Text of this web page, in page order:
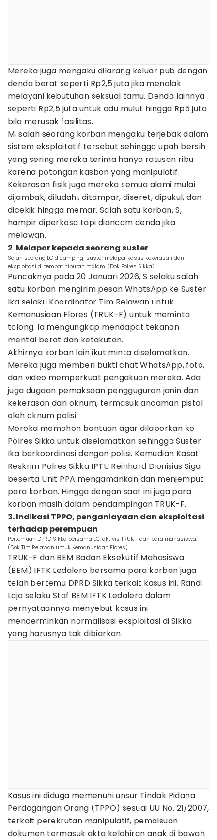
Mereka juga mengaku dilarang keluar pub dengan
denda berat seperti Rp2,5 juta jika menolak
melayani kebutuhan seksual tamu. Denda lainnya
seperti Rp2,5 juta untuk adu mulut hingga Rp5 juta
bila merusak fasilitas.
M, salah seorang korban mengaku terjebak dalam
sistem eksploitatif tersebut sehingga upah bersih
yang sering mereka terima hanya ratusan ribu
karena potongan kasbon yang manipulatif.
Kekerasan fisik juga mereka semua alami mulai
dijambak, diludahi, ditampar, diseret, dipukul, dan
dicekik hingga memar. Salah satu korban, S,
hampir diperkosa tapi diancam denda jika
melawan.
2. Melapor kepada seorang suster
Salah seorang LC didampingi suster melapor kasus kekerasan dan
eksploitasi di tempat hiburan malam. (Dok Polres Sikka)
Puncaknya pada 20 Januari 2026, S selaku salah
satu korban mengirim pesan WhatsApp ke Suster
Ika selaku Koordinator Tim Relawan untuk
Kemanusiaan Flores (TRUK-F) untuk meminta
tolong. Ia mengungkap mendapat tekanan
mental berat dan ketakutan.
Akhirnya korban lain ikut minta diselamatkan.
Mereka juga memberi bukti chat WhatsApp, foto,
dan video memperkuat pengakuan mereka. Ada
juga dugaan pemaksaan pengguguran janin dan
kekerasan dari oknum, termasuk ancaman pistol
oleh oknum polisi.
Mereka memohon bantuan agar dilaporkan ke
Polres Sikka untuk diselamatkan sehingga Suster
Ika berkoordinasi dengan polisi. Kemudian Kasat
Reskrim Polres Sikka IPTU Reinhard Dionisius Siga
beserta Unit PPA mengamankan dan menjemput
para korban. Hingga dengan saat ini juga para
korban masih dalam pendampingan TRUK-F.
3. Indikasi TPPO, penganiayaan dan eksploitasi
terhadap perempuan
Pertemuan DPRD Sikka bersama LC, aktivis TRUK F dan para mahasiswa.
(Dok Tim Relawan untuk Kemanusiaan Flores)
TRUK-F dan BEM Badan Eksekutif Mahasiswa
(BEM) IFTK Ledalero bersama para korban juga
telah bertemu DPRD Sikka terkait kasus ini. Randi
Laja selaku Staf BEM IFTK Ledalero dalam
pernyataannya menyebut kasus ini
mencerminkan normalisasi eksploitasi di Sikka
yang harusnya tak dibiarkan.
Kasus ini diduga memenuhi unsur Tindak Pidana
Perdagangan Orang (TPPO) sesuai UU No. 21/2007,
terkait perekrutan manipulatif, pemalsuan
dokumen termasuk akta kelahiran anak di bawah